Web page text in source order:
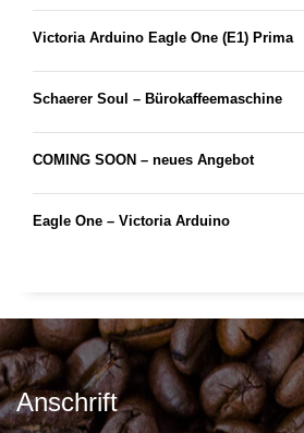
Victoria Arduino Eagle One (E1) Prima
Schaerer Soul – Bürokaffeemaschine
COMING SOON – neues Angebot
Eagle One – Victoria Arduino
Anschrift